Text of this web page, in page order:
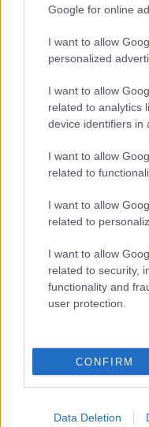
Google for online
I want to allow
personalized
I want to allow
related to analytics
device identifiers in
I want to allow
related to
I want to allow
related to
I want to allow
related to security,
functionality and
user protection.
CONFIRM
Data Deletion
Lo scopo e il tema di
non ha nessun obiettivo
alcuni casi l'ironia o il
scusiamo in anticipo con
QBarz.it © 2005-
consentita citando la